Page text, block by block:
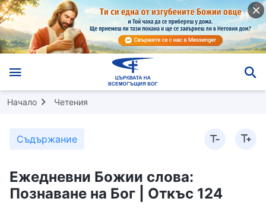
Начало Четения
Съдържание
Ежедневни Божии слова:
Познаване на Бог | Откъс 124